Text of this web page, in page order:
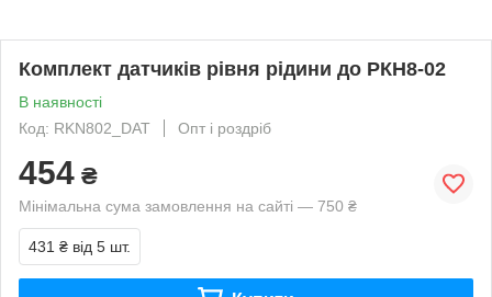
Комплект датчиків рівня рідини до РКН8-02
В наявності
Код: RKN802_DAT
Опт і роздріб
454 ₴
Мінімальна сума замовлення на сайті — 750 ₴
431 ₴ від 5 шт.